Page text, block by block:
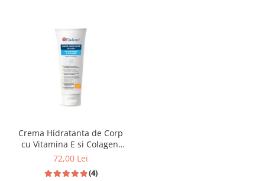
Încetinește îmbătrânirea celulară
Promovează producția de colagen la nivelul dermului
Antioxidant
Gramaj: 200 ml
Valabilitate:6 luni de la deschidere
Eficacitatea principiului activ de ultima generatie - Emolid CC, este
demonstrata prin studiu clinic si beneficiaza de eco-certificare.
Crema Hidratanta de Corp
cu Vitamina E si Colagen,
200ml
72,00 Lei
(4)